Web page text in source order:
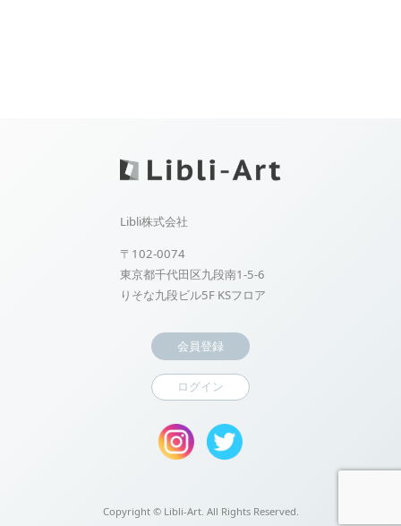
Libli株式会社
〒102-0074
東京都千代田区九段南1-5-6
りそな九段ビル5F KSフロア
会員登録
ログイン
Copyright ©Libli-Art. All Rights Reserved.